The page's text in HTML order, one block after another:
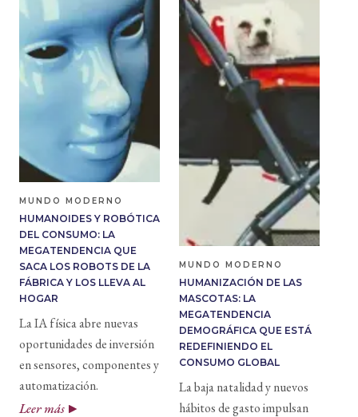
MUNDO MODERNO
HUMANOIDES Y ROBÓTICA
DEL CONSUMO: LA
MEGATENDENCIA QUE
SACA LOS ROBOTS DE LA
FÁBRICA Y LOS LLEVA AL
HOGAR
La IA física abre nuevas
oportunidades de inversión
en sensores, componentes y
automatización.
Leer más
MUNDO MODERNO
HUMANIZACIÓN DE LAS
MASCOTAS: LA
MEGATENDENCIA
DEMOGRÁFICA QUE ESTÁ
REDEFINIENDO EL
CONSUMO GLOBAL
La baja natalidad y nuevos
hábitos de gasto impulsan